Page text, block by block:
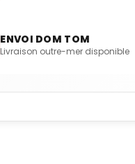
ENVOI DOM TOM
Livraison outre-mer disponible